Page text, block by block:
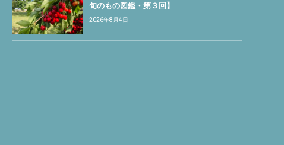
旬のもの図鑑・第３回】
2026年8月4日